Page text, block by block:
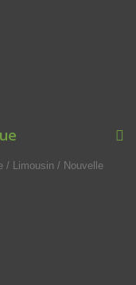
/ Limousin / Nouvelle